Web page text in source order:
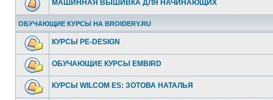
МАШИННАЯ ВЫШИВКА ДЛЯ НАЧИНАЮЩИХ
ОБУЧАЮЩИЕ КУРСЫ НА BROIDERY.RU
КУРСЫ PE-DESIGN
ОБУЧАЮЩИЕ КУРСЫ EMBIRD
КУРСЫ WILCOM ES: ЗОТОВА НАТАЛЬЯ